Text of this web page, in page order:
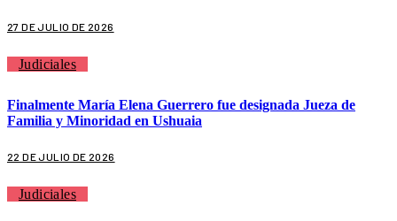
27 DE JULIO DE 2026
Judiciales
Finalmente María Elena Guerrero fue designada Jueza de
Familia y Minoridad en Ushuaia
22 DE JULIO DE 2026
Judiciales